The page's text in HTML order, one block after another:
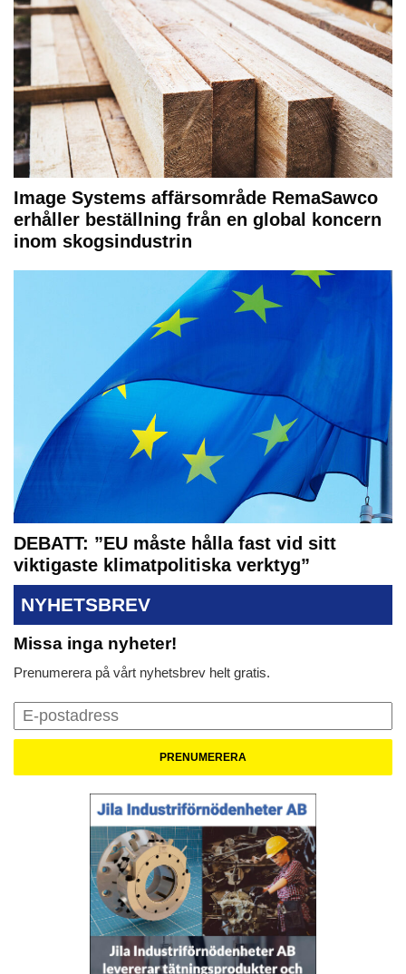
Image Systems affärsområde RemaSawco
erhåller beställning från en global koncern
inom skogsindustrin
DEBATT: ”EU måste hålla fast vid sitt
viktigaste klimatpolitiska verktyg”
NYHETSBREV
Missa inga nyheter!
Prenumerera på vårt nyhetsbrev helt gratis.